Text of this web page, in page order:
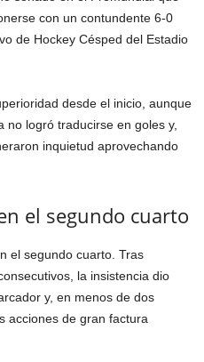
con un contundente 6-0
de Hockey Césped del Estadio
desde el inicio, aunque
logró traducirse en goles y,
inquietud aprovechando
el segundo cuarto
el segundo cuarto. Tras
la insistencia dio
y, en menos de dos
acciones de gran factura